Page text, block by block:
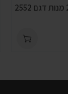
מכונת פופקורן מקצועית 250 מנות דגם 2552